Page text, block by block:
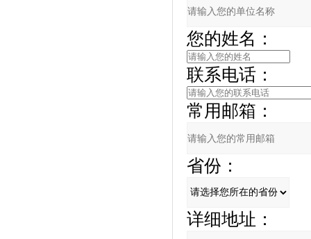
您的姓名：
联系电话：
常用邮箱：
省份：
详细地址：